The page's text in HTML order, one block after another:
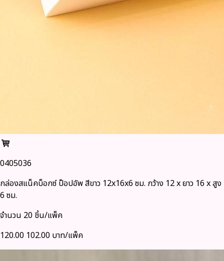
0405036
กล่องสแน็คบ็อกซ์ ป็อปอัพ สีขาว 12x16x6 ซม. กว้าง 12 x ยาว 16 x สูง
6 ซม.
จำนวน 20 ชิ้น/แพ็ค
120.00 102.00 บาท/แพ็ค